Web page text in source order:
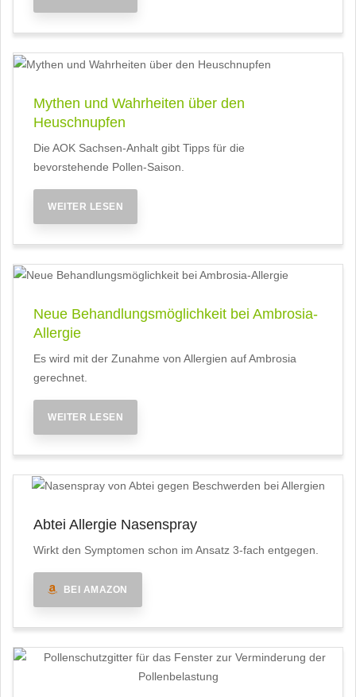
Mythen und Wahrheiten über den
Heuschnupfen
Die AOK Sachsen-Anhalt gibt Tipps für die
bevorstehende Pollen-Saison.
WEITER LESEN
Neue Behandlungsmöglichkeit bei Ambrosia-
Allergie
Es wird mit der Zunahme von Allergien auf Ambrosia
gerechnet.
WEITER LESEN
Abtei Allergie Nasenspray
Wirkt den Symptomen schon im Ansatz 3-fach entgegen.
BEI AMAZON